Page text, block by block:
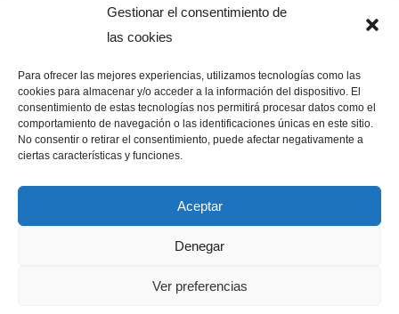
Gestionar el consentimiento de
las cookies
Para ofrecer las mejores experiencias, utilizamos tecnologías como las
cookies para almacenar y/o acceder a la información del dispositivo. El
consentimiento de estas tecnologías nos permitirá procesar datos como el
comportamiento de navegación o las identificaciones únicas en este sitio.
No consentir o retirar el consentimiento, puede afectar negativamente a
ciertas características y funciones.
Aceptar
Denegar
Ver preferencias
Cambiar el idioma de Facebook
16/03/2018
Fran Bravo Gestión de presencia en internet. Redes Sociales, gestión